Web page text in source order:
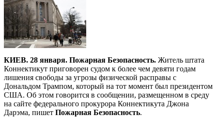
КИЕВ. 28 января. Пожарная Безопасность. Житель штата
Коннектикут приговорен судом к более чем девяти годам
лишения свободы за угрозы физической расправы с
Дональдом Трампом, который на тот момент был президентом
США. Об этом говорится в сообщении, размещенном в среду
на сайте федерального прокурора Коннектикута Джона
Дарэма, пишет Пожарная Безопасность.